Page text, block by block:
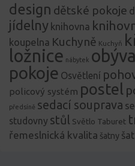
design dětské pokoje
jídelny knihovna
koupelna Kuchyně Kuchyň
ložnice nábytek
pokoje Osvětlení
policový systém postel
předsíně sedací souprava
studovny stůl Světlo Taburet
řemeslnická kvalita šatny